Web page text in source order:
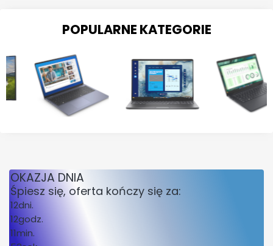
POPULARNE KATEGORIE
OKAZJA DNIA
Śpiesz się, oferta kończy się za:
12dni.
12godz.
11min.